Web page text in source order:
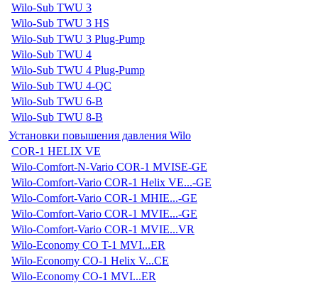
Wilo-Sub TWU 3
Wilo-Sub TWU 3 HS
Wilo-Sub TWU 3 Plug-Pump
Wilo-Sub TWU 4
Wilo-Sub TWU 4 Plug-Pump
Wilo-Sub TWU 4-QC
Wilo-Sub TWU 6-B
Wilo-Sub TWU 8-B
Установки повышения давления Wilo
COR-1 HELIX VE
Wilo-Comfort-N-Vario COR-1 MVISE-GE
Wilo-Comfort-Vario COR-1 Helix VE...-GE
Wilo-Comfort-Vario COR-1 MHIE...-GE
Wilo-Comfort-Vario COR-1 MVIE...-GE
Wilo-Comfort-Vario COR-1 MVIE...VR
Wilo-Economy CO T-1 MVI...ER
Wilo-Economy CO-1 Helix V...CE
Wilo-Economy CO-1 MVI...ER